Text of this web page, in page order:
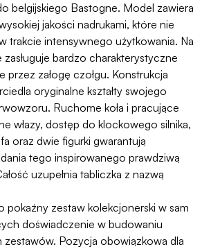
belgijskiego Bastogne. Model zawiera
jakości nadrukami, które nie
trakcie intensywnego użytkowania. Na
bardzo charakterystyczne
przez załogę czołgu. Konstrukcja
oryginalne kształty swojego
Ruchome koła i pracujące
włazy, dostęp do klockowego silnika,
oraz dwie figurki gwarantują
tego inspirowanego prawdziwą
uzupełnia tabliczka z nazwą
pokaźny zestaw kolekcjonerski w sam
doświadczenie w budowaniu
zestawów. Pozycja obowiązkowa dla